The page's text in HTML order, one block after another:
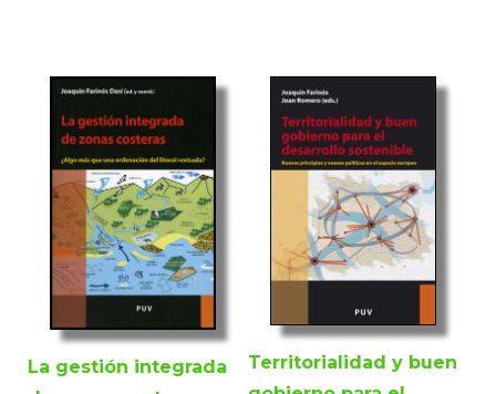
La gestión integrada
Territorialidad y buen